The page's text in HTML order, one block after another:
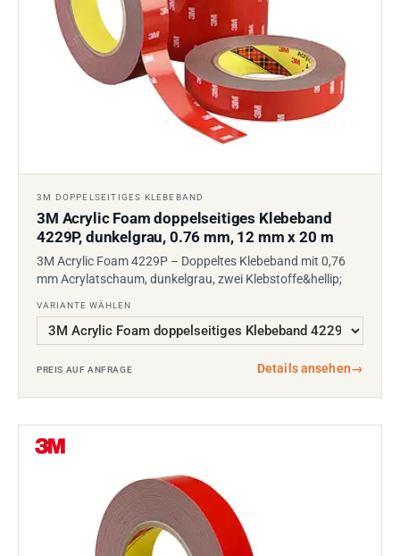
3M DOPPELSEITIGES KLEBEBAND
3M Acrylic Foam doppelseitiges Klebeband
4229P, dunkelgrau, 0.76 mm, 12 mm x 20 m
3M Acrylic Foam 4229P – Doppeltes Klebeband mit 0,76
mm Acrylatschaum, dunkelgrau, zwei Klebstoffe&hellip;
VARIANTE WÄHLEN
PREIS AUF ANFRAGE Details ansehen→